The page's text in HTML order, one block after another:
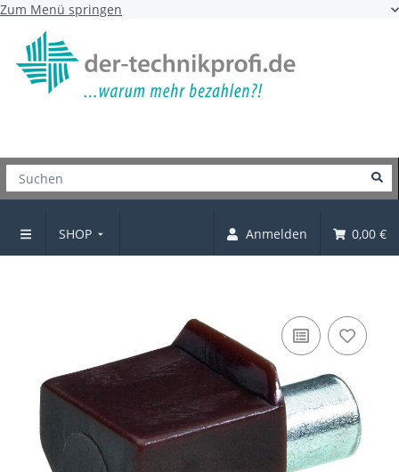
Zum Menü springen
SHOP Anmelden 0,00 €
Bodenträger